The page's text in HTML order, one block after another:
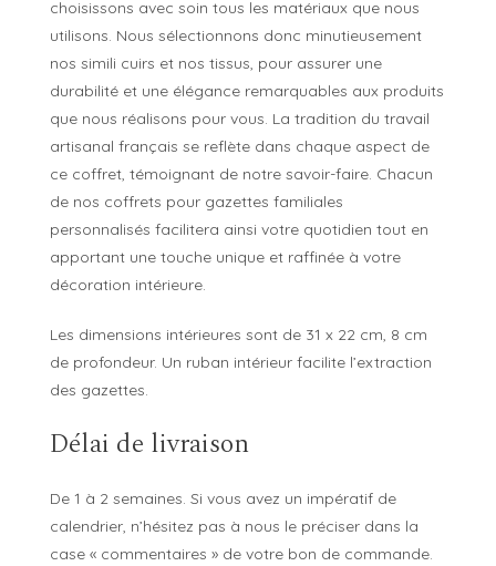
choisissons avec soin tous les matériaux que nous
utilisons. Nous sélectionnons donc minutieusement
nos simili cuirs et nos tissus, pour assurer une
durabilité et une élégance remarquables aux produits
que nous réalisons pour vous. La tradition du travail
artisanal français se reflète dans chaque aspect de
ce coffret, témoignant de notre savoir-faire. Chacun
de nos coffrets pour gazettes familiales
personnalisés facilitera ainsi votre quotidien tout en
apportant une touche unique et raffinée à votre
décoration intérieure.
Les dimensions intérieures sont de 31 x 22 cm, 8 cm
de profondeur. Un ruban intérieur facilite l’extraction
des gazettes.
Délai de livraison
De 1 à 2 semaines. Si vous avez un impératif de
calendrier, n’hésitez pas à nous le préciser dans la
case « commentaires » de votre bon de commande.